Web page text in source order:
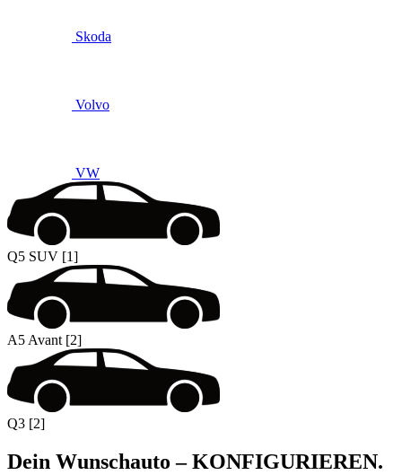
Skoda
Volvo
VW
Q5 SUV [1]
A5 Avant [2]
Q3 [2]
Dein Wunschauto – KONFIGURIEREN.